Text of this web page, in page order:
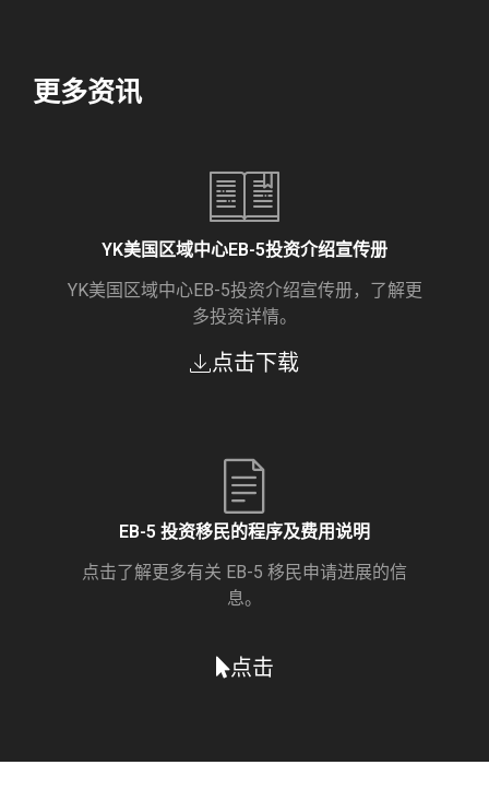
更多资讯
YK美国区域中心EB-5投资介绍宣传册
YK美国区域中心EB-5投资介绍宣传册，了解更
多投资详情。
点击下载
EB-5 投资移民的程序及费用说明
点击了解更多有关 EB-5 移民申请进展的信
息。
点击